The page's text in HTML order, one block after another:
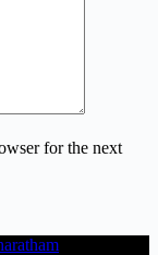
for the next